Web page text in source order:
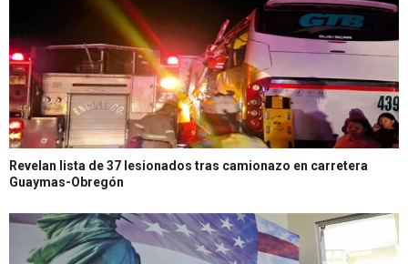
Revelan lista de 37 lesionados tras camionazo en carretera
Guaymas-Obregón